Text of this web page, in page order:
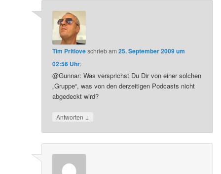
Tim Pritloveschriebam25. September 2009 um
02:56 Uhr:
@Gunnar: Was versprichst Du Dir von einer solchen
„Gruppe“, was von den derzeitigen Podcasts nicht
abgedeckt wird?
Antworten ↓